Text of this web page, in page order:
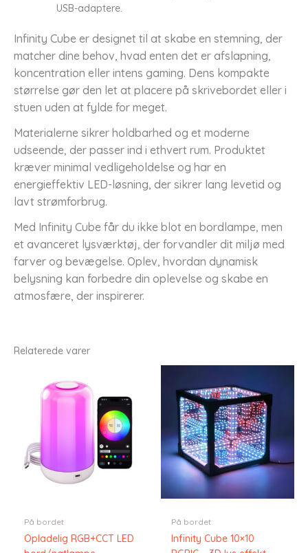
USB-adaptere.
Infinity Cube er designet til at skabe en stemning, der
matcher dine behov, hvad enten det er afslapning,
koncentration eller intens gaming. Dens kompakte
størrelse gør den let at placere på skrivebordet eller i
stuen uden at fylde for meget.
Materialerne sikrer holdbarhed og et moderne
udseende, der passer ind i ethvert rum. Produktet
kræver minimal vedligeholdelse og har en
energieffektiv LED-løsning, der sikrer lang levetid og
lavt strømforbrug.
Med Infinity Cube får du ikke blot en bordlampe, men
et avanceret lysværktøj, der forvandler dit miljø med
farver og bevægelse. Oplev, hvordan dynamisk
belysning kan forbedre din oplevelse og skabe en
atmosfære, der inspirerer.
Relaterede varer
På bordet
Opladelig RGB+CCT LED
På bordet
Infinity Cube 10×10